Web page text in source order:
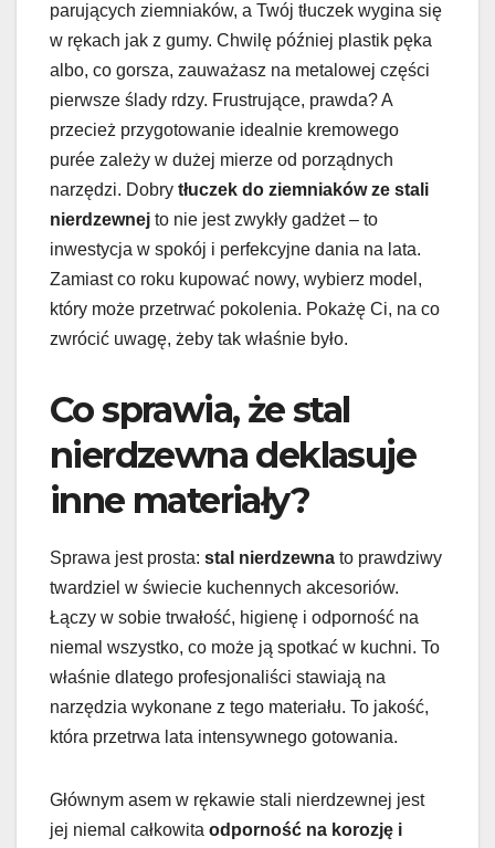
parujących ziemniaków, a Twój tłuczek wygina się
w rękach jak z gumy. Chwilę później plastik pęka
albo, co gorsza, zauważasz na metalowej części
pierwsze ślady rdzy. Frustrujące, prawda? A
przecież przygotowanie idealnie kremowego
purée zależy w dużej mierze od porządnych
narzędzi. Dobry tłuczek do ziemniaków ze stali
nierdzewnej to nie jest zwykły gadżet – to
inwestycja w spokój i perfekcyjne dania na lata.
Zamiast co roku kupować nowy, wybierz model,
który może przetrwać pokolenia. Pokażę Ci, na co
zwrócić uwagę, żeby tak właśnie było.
Co sprawia, że stal
nierdzewna deklasuje
inne materiały?
Sprawa jest prosta: stal nierdzewna to prawdziwy
twardziel w świecie kuchennych akcesoriów.
Łączy w sobie trwałość, higienę i odporność na
niemal wszystko, co może ją spotkać w kuchni. To
właśnie dlatego profesjonaliści stawiają na
narzędzia wykonane z tego materiału. To jakość,
która przetrwa lata intensywnego gotowania.
Głównym asem w rękawie stali nierdzewnej jest
jej niemal całkowita odporność na korozję i